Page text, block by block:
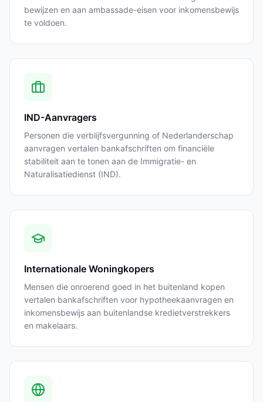
bewijzen en aan ambassade-eisen voor inkomensbewijs
te voldoen.
IND-Aanvragers
Personen die verblijfsvergunning of Nederlanderschap
aanvragen vertalen bankafschriften om financiële
stabiliteit aan te tonen aan de Immigratie- en
Naturalisatiedienst (IND).
Internationale Woningkopers
Mensen die onroerend goed in het buitenland kopen
vertalen bankafschriften voor hypotheekaanvragen en
inkomensbewijs aan buitenlandse kredietverstrekkers
en makelaars.